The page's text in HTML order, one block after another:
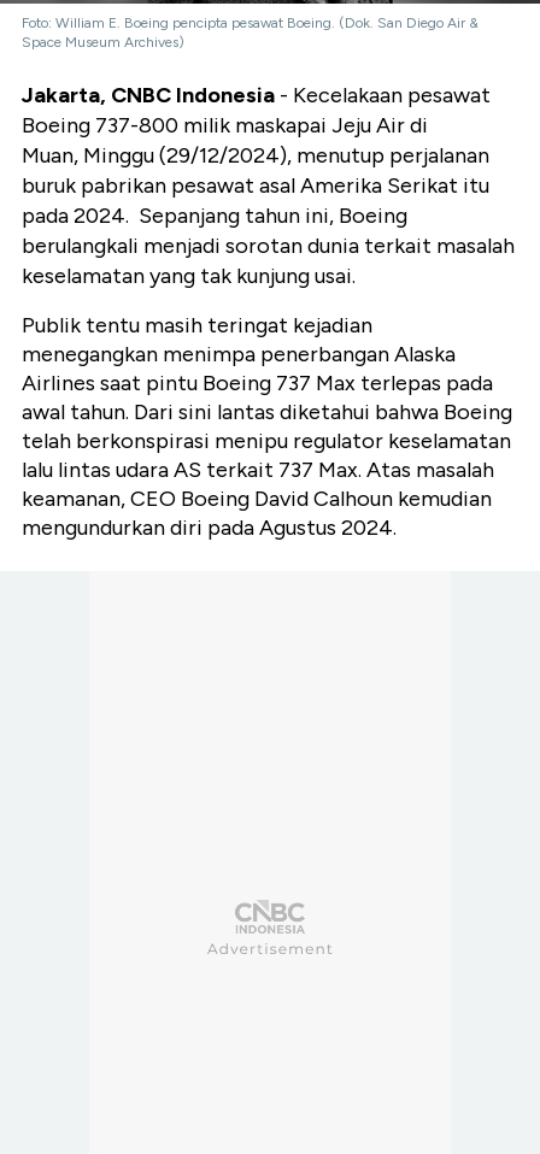
Foto: William E. Boeing pencipta pesawat Boeing. (Dok. San Diego Air &
Space Museum Archives)
Jakarta, CNBC Indonesia - Kecelakaan pesawat
Boeing 737-800 milik maskapai Jeju Air di
Muan, Minggu (29/12/2024), menutup perjalanan
buruk pabrikan pesawat asal Amerika Serikat itu
pada 2024. Sepanjang tahun ini, Boeing
berulangkali menjadi sorotan dunia terkait masalah
keselamatan yang tak kunjung usai.
Publik tentu masih teringat kejadian
menegangkan menimpa penerbangan Alaska
Airlines saat pintu Boeing 737 Max terlepas pada
awal tahun. Dari sini lantas diketahui bahwa Boeing
telah berkonspirasi menipu regulator keselamatan
lalu lintas udara AS terkait 737 Max. Atas masalah
keamanan, CEO Boeing David Calhoun kemudian
mengundurkan diri pada Agustus 2024.